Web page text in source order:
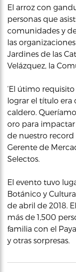
El arroz con
personas que
comunidades y
las
Jardines de las
Velázquez, la
‘El útimo
lograr el título era
caldero.
oro para
de nuestro record
Gerente de
Selectos.
El evento tuvo
Botánico y
de abril de 2018.
más de 1,500
familia con el
y otras sorpresas.